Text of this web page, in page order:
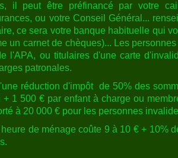
il peut être préfinancé par votre
ou votre Conseil Général...
ce sera votre banque habituelle qui
un carnet de chèques)... Les
l'APA, ou titulaires d'une carte
patronales.
réduction d'impôt de 50% des
1 500 € par enfant à charge ou
à 20 000 € pour les personnes
de ménage coûte 9 à 10 € + 10%